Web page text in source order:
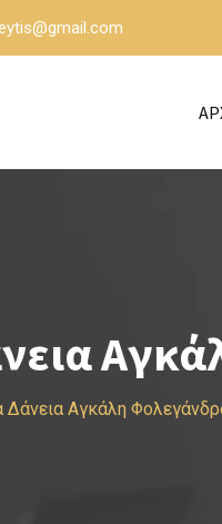
Δάνεια Αγκάλη